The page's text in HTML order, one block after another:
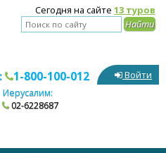
Сегодня на сайте 13 туров
1-800-100-012
Иерусалим:
02-6228687
Войти